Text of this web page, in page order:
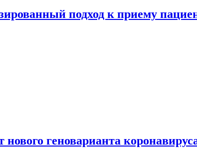
подход к приему
геноварианта